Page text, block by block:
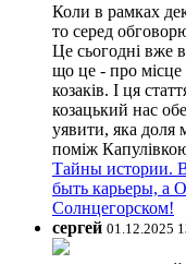
Коли в рамках
то серед
Це сьогодні вже
що це - про місце
козаків. І ця
козацький нас
уявити, яка доля
поміж
Тайны истории. В
быть карьеры, а
Солнцегорском!
сергей 01.12.2025